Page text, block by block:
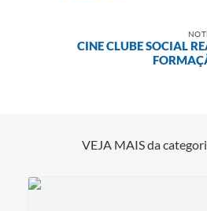
CINE CLUBE SOCIAL
VEJA MAIS da